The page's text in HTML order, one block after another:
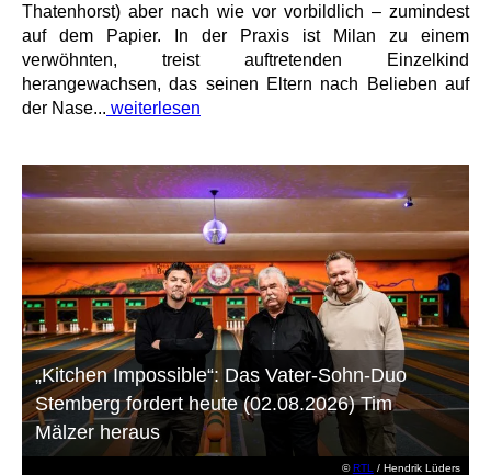
Thatenhorst) aber nach wie vor vorbildlich – zumindest
auf dem Papier. In der Praxis ist Milan zu einem
verwöhnten, treist auftretenden Einzelkind
herangewachsen, das seinen Eltern nach Belieben auf
der Nase... weiterlesen
©RTL / Hendrik Lüders
„Kitchen Impossible“: Das Vater-Sohn-Duo
Stemberg fordert heute (02.08.2026) Tim
Mälzer heraus